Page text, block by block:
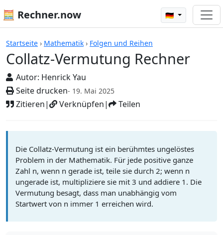
🧮 Rechner.now 🇩🇪
Startseite › Mathematik › Folgen und Reihen
Collatz-Vermutung Rechner
Autor: Henrick Yau
Seite drucken- 19. Mai 2025
Zitieren| Verknüpfen| Teilen
Rechner
Die Collatz-Vermutung ist ein berühmtes ungelöstes
Problem in der Mathematik. Für jede positive ganze
Zahl n, wenn n gerade ist, teile sie durch 2; wenn n
ungerade ist, multipliziere sie mit 3 und addiere 1. Die
Vermutung besagt, dass man unabhängig vom
Startwert von n immer 1 erreichen wird.